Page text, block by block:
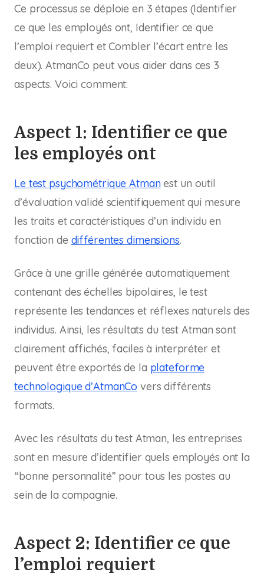
Ce processus se déploie en 3 étapes (Identifier
ce que les employés ont, Identifier ce que
l’emploi requiert et Combler l’écart entre les
deux). AtmanCo peut vous aider dans ces 3
aspects. Voici comment:
Aspect 1: Identifier ce que
les employés ont
Le test psychométrique Atmanest un outil
d’évaluation validé scientifiquement qui mesure
les traits et caractéristiques d’un individu en
fonction de différentes dimensions.
Grâce à une grille générée automatiquement
contenant des échelles bipolaires, le test
représente les tendances et réflexes naturels des
individus. Ainsi, les résultats du test Atman sont
clairement affichés, faciles à interpréter et
peuvent être exportés de la plateforme
technologique d’AtmanCo vers différents
formats.
Avec les résultats du test Atman, les entreprises
sont en mesure d’identifier quels employés ont la
“bonne personnalité” pour tous les postes au
sein de la compagnie.
Aspect 2: Identifier ce que
l’emploi requiert